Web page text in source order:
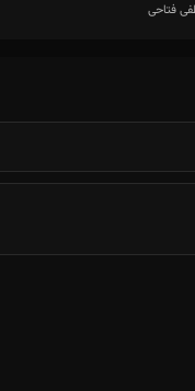
فتاحی